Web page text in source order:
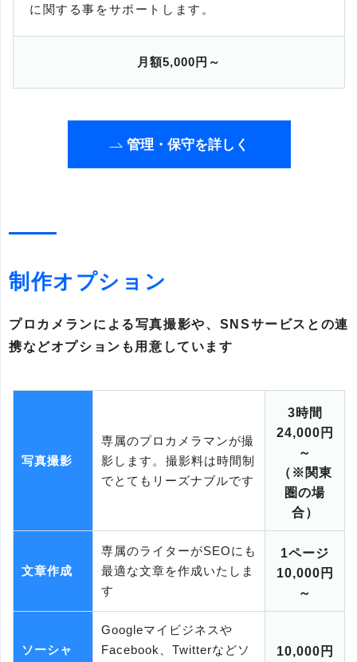
に関する事をサポートします。
月額5,000円～
管理・保守を詳しく
制作オプション
プロカメランによる写真撮影や、SNSサービスとの連
携などオプションも用意しています
写真撮影
専属のプロカメラマンが撮
影します。撮影料は時間制
でとてもリーズナブルです
3時間
24,000円
～
（※関東
圏の場
合）
文章作成
専属のライターがSEOにも
最適な文章を作成いたしま
す
1ページ
10,000円
～
ソーシャ
Googleマイビジネスや
Facebook、Twitterなどソ
10,000円